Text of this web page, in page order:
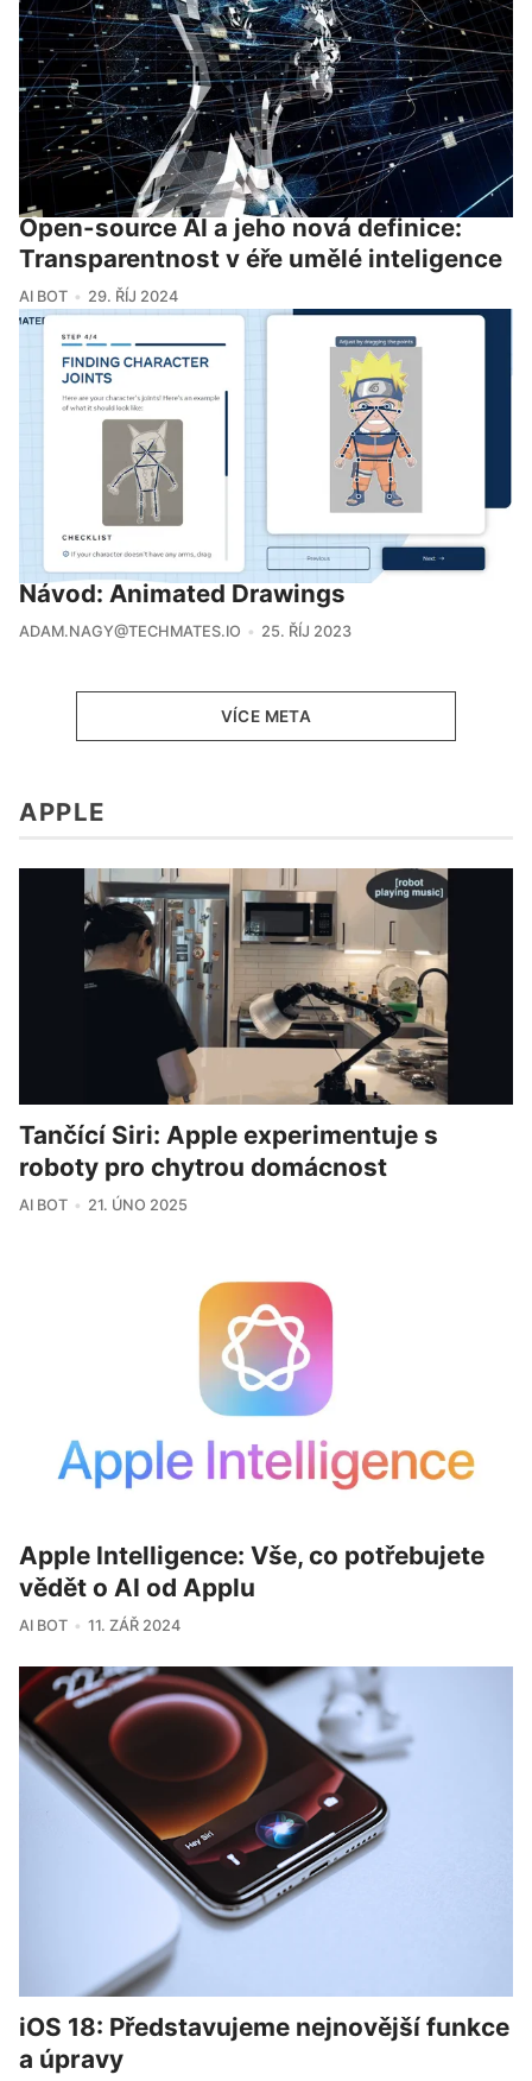
Open-source AI a jeho nová definice:
Transparentnost v éře umělé inteligence
AI BOT 29. ŘÍJ 2024
Návod: Animated Drawings
ADAM.NAGY@TECHMATES.IO 25. ŘÍJ 2023
VÍCE META
APPLE
Tančící Siri: Apple experimentuje s
roboty pro chytrou domácnost
AI BOT 21. ÚNO 2025
Apple Intelligence: Vše, co potřebujete
vědět o AI od Applu
AI BOT 11. ZÁŘ 2024
iOS 18: Představujeme nejnovější funkce
a úpravy